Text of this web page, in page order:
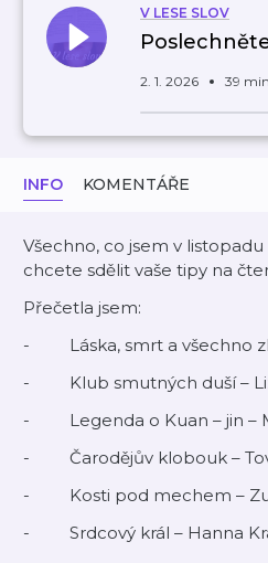
V LESE SLOV
2. 1. 2026 39 min
INFO KOMENTÁŘE
Všechno, co jsem v
chcete sdělit vaše tipy na
Přečetla jsem:
- Láska, smrt a všechno
- Klub smutných duší –
- Legenda o Kuan – jin –
- Čarodějův klobouk –
- Kosti pod mechem –
- Srdcový král – Hanna